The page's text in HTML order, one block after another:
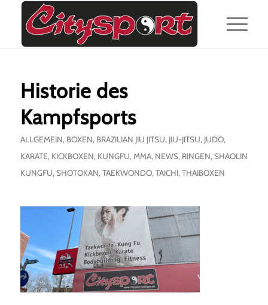
Historie des
Kampfsports
ALLGEMEIN, BOXEN, BRAZILIAN JIU JITSU, JIU-JITSU, JUDO,
KARATE, KICKBOXEN, KUNGFU, MMA, NEWS, RINGEN, SHAOLIN
KUNGFU, SHOTOKAN, TAEKWONDO, TAICHI, THAIBOXEN